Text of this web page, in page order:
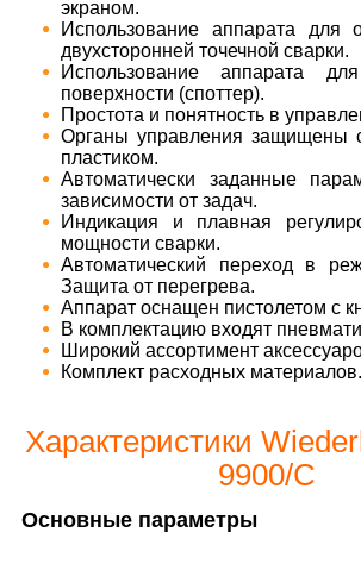
экраном.
Использование аппарата для
двухсторонней точечной сварки.
Использование аппарата
поверхности (споттер).
Простота и понятность в
Органы управления защищены
пластиком.
Автоматически заданные
зависимости от задач.
Индикация и плавная
мощности сварки.
Автоматический переход в
Защита от перегрева.
Аппарат оснащен пистолетом с
В комплектацию входят
Широкий ассортимент
Комплект расходных материалов.
Характеристики
9900/C
Основные параметры